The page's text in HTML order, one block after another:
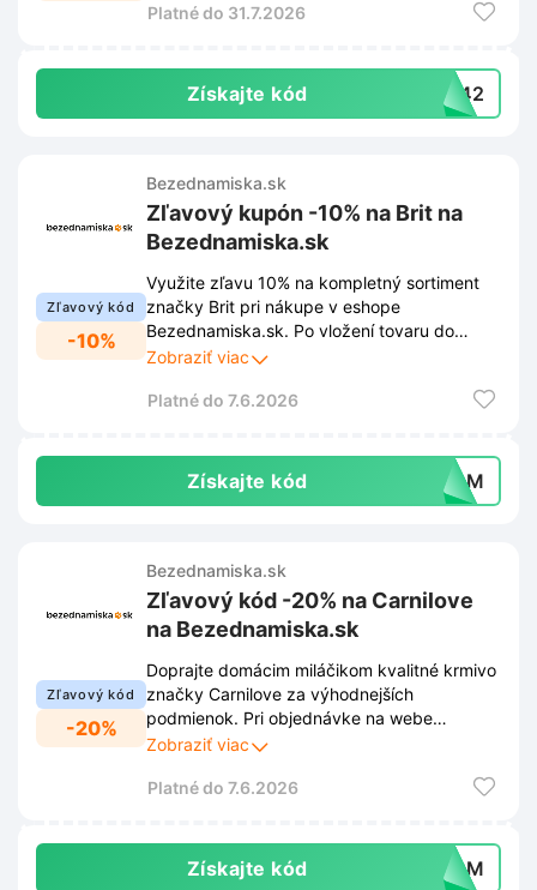
Platné do 31.7.2026
Získajte kód -W42
Zľavový kód
-10%
Bezednamiska.sk
Zľavový kupón -10% na Brit na
Bezednamiska.sk
Využite zľavu 10% na kompletný sortiment
značky Brit pri nákupe v eshope
Bezednamiska.sk. Po vložení tovaru do
košíka stačí zadať platný kupón a cena sa
Zobraziť viac
Platné do 7.6.2026
Získajte kód -10M
Zľavový kód
-20%
Bezednamiska.sk
Zľavový kód -20% na Carnilove
na Bezednamiska.sk
Doprajte domácim miláčikom kvalitné krmivo
značky Carnilove za výhodnejších
podmienok. Pri objednávke na webe
Bezednamiska.sk stačí v košíku uplatniť
Zobraziť viac
Platné do 7.6.2026
Získajte kód -6BM